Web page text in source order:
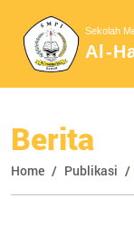
Sekolah
Al-
Berita
Home Publikasi